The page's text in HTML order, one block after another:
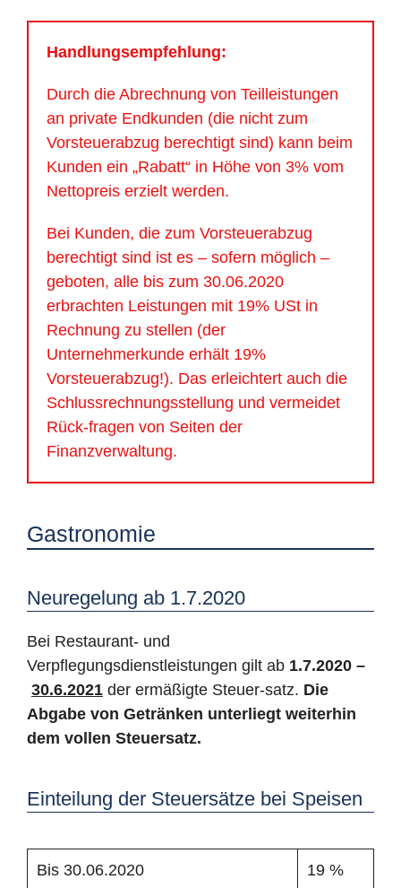
Handlungsempfehlung:
Durch die Abrechnung von Teilleistungen
an private Endkunden (die nicht zum
Vorsteuerabzug berechtigt sind) kann beim
Kunden ein „Rabatt“ in Höhe von 3% vom
Nettopreis erzielt werden.
Bei Kunden, die zum Vorsteuerabzug
berechtigt sind ist es – sofern möglich –
geboten, alle bis zum 30.06.2020
erbrachten Leistungen mit 19% USt in
Rechnung zu stellen (der
Unternehmerkunde erhält 19%
Vorsteuerabzug!). Das erleichtert auch die
Schlussrechnungsstellung und vermeidet
Rück-fragen von Seiten der
Finanzverwaltung.
Gastronomie
Neuregelung ab 1.7.2020
Bei Restaurant- und
Verpflegungsdienstleistungen gilt ab 1.7.2020 –
30.6.2021 der ermäßigte Steuer-satz. Die
Abgabe von Getränken unterliegt weiterhin
dem vollen Steuersatz.
Einteilung der Steuersätze bei Speisen
Bis 30.06.2020 19 %